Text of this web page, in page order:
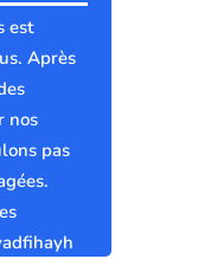
est
Après
nos
pas